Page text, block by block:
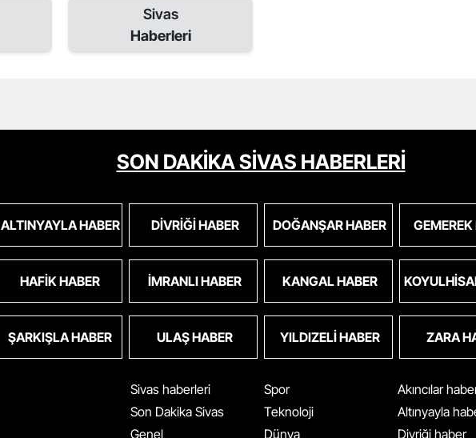
Sivas
Haberleri
SON DAKİKA SİVAS HABERLERİ
ALTINYAYLA HABER DIVRIĞI HABER DOĞANŞAR HABER GEMEREK
HAFIK HABER İMRANLI HABER KANGAL HABER
ŞARKIŞLA HABER ULAŞ HABER YILDIZELI HABER ZARA
Sivas haberleri
Son Dakika Sivas
Genel
Spor
Teknoloji
Dünya
Akıncılar
Altınyayla
Divriği haber